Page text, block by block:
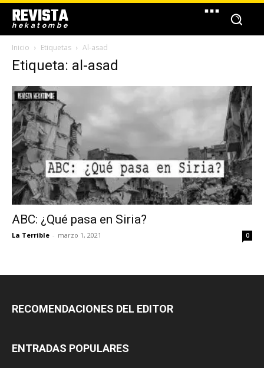
REVISTA
hekatombe
Inicio Etiquetas Al-asad
Etiqueta: al-asad
ABC: ¿Qué pasa en Siria?
La Terrible - marzo 1, 2021 0
RECOMENDACIONES DEL EDITOR
ENTRADAS POPULARES